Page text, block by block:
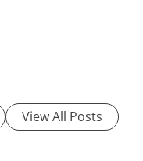
View All Posts